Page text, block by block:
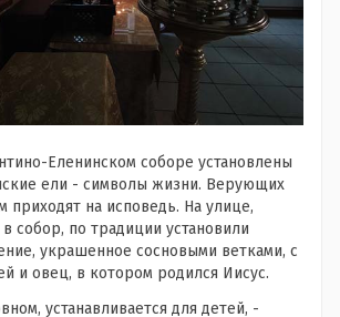
Еленинском соборе установлены
ели - символы жизни. Верующих
приходят на исповедь. На улице,
собор, по традиции установили
украшенное сосновыми ветками, с
и овец, в котором родился Иисус.
устанавливается для детей, -